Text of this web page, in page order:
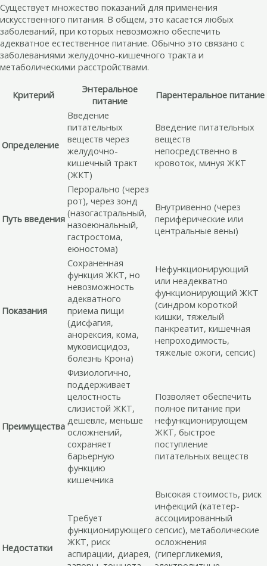
Существует множество показаний для применения
искусственного питания. В общем, это касается любых
заболеваний, при которых невозможно обеспечить
адекватное естественное питание. Обычно это связано с
заболеваниями желудочно-кишечного тракта и
метаболическими расстройствами.
Критерий
Энтеральное
питание
Парентеральное питание
Определение
Введение
питательных
веществ через
желудочно-
кишечный тракт
(ЖКТ)
Введение питательных
веществ
непосредственно в
кровоток, минуя ЖКТ
Путь введения
Перорально (через
рот), через зонд
(назогастральный,
назоеюнальный,
гастростома,
еюностома)
Внутривенно (через
периферические или
центральные вены)
Показания
Сохраненная
функция ЖКТ, но
невозможность
адекватного
приема пищи
(дисфагия,
анорексия, кома,
муковисцидоз,
болезнь Крона)
Нефункционирующий
или неадекватно
функционирующий ЖКТ
(синдром короткой
кишки, тяжелый
панкреатит, кишечная
непроходимость,
тяжелые ожоги, сепсис)
Преимущества
Физиологично,
поддерживает
целостность
слизистой ЖКТ,
дешевле, меньше
осложнений,
сохраняет
барьерную
функцию
кишечника
Позволяет обеспечить
полное питание при
нефункционирующем
ЖКТ, быстрое
поступление
питательных веществ
Недостатки
Требует
функционирующего
ЖКТ, риск
аспирации, диарея,
Высокая стоимость, риск
инфекций (катетер-
ассоциированный
сепсис), метаболические
осложнения
(гипергликемия,